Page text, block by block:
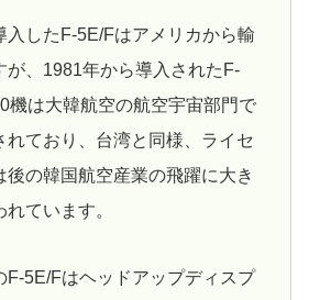
入したF-5E/Fはアメリカから輸
が、1981年から導入されたF-
機は大韓航空の航空宇宙部門で
れており、台湾と同様、ライセ
後の韓国航空産業の飛躍に大き
ています。
F-5E/Fはヘッドアップディスプ